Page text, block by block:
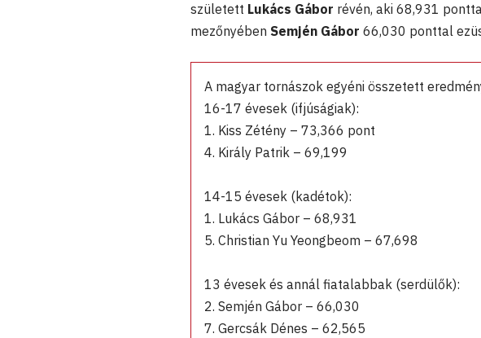
született Lukács Gábor révén, aki 68,931
mezőnyében Semjén Gábor 66,030 ponttal
A magyar tornászok egyéni összetett
16-17 évesek (ifjúságiak):
1. Kiss Zétény – 73,366 pont
4. Király Patrik – 69,199
14-15 évesek (kadétok):
1. Lukács Gábor – 68,931
5. Christian Yu Yeongbeom – 67,698
13 évesek és annál fiatalabbak (serdülők):
2. Semjén Gábor – 66,030
7. Gercsák Dénes – 62,565